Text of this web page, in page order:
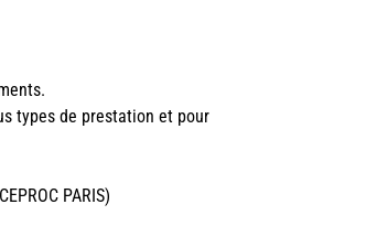
types de prestation et pour
PARIS)